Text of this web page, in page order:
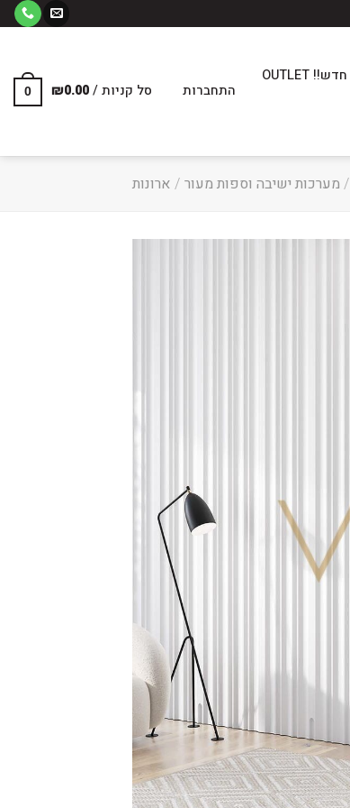
חדש!! OUTLET
התחברות סל קניות / ₪0.00
0
/ מערכות ישיבה וספות מעור / ארונות